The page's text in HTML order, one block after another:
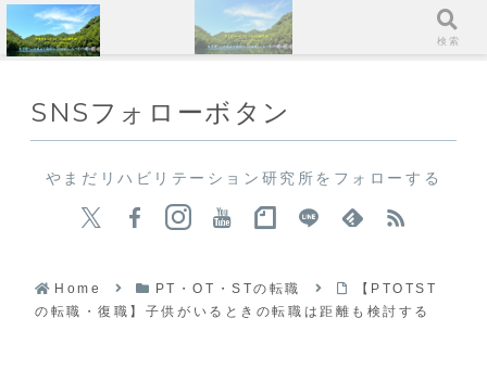
SNSフォローボタン
やまだリハビリテーション研究所をフォローする
Home PT・OT・STの転職
【PTOTST
の転職・復職】子供がいるときの転職は距離も検討する
メニュー 検索